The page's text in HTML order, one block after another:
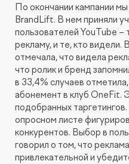
По окончании кампании
BrandLift. В нем приняли
пользователей YouTube –
рекламу, и те, кто видели.
отмечала, что видела
что ролик и бренд
в 33,4% случаев
абонемент в клуб OneFit.
подобранных
опросном листе
конкурентов. Выбор в
говорил о том, что
привлекательной и